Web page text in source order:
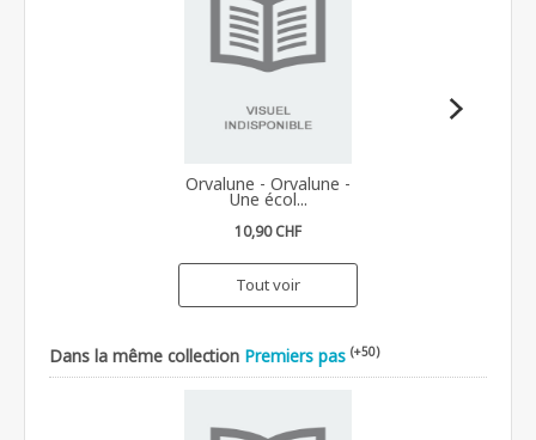
Orvalune - Orvalune -
Une écol...
10,90 CHF
Tout voir
Dans la même collection Premiers pas (+50)